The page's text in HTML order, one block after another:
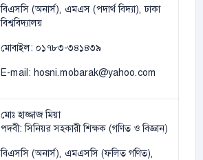
বিএসসি (অনার্স), এমএস (পদার্থ বিদ্যা), ঢাকা
বিশ্ববিদ্যালয়
মোবাইল: ০১৭৮৩-৩৪১৪৩৯
E-mail: hosni.mobarak@yahoo.com
মোঃ হাজ্জাজ মিয়া
পদবী: সিনিয়র সহকারী শিক্ষক (গণিত ও বিজ্ঞান)
বিএসসি (অনার্স), এমএসসি (ফলিত গণিত),